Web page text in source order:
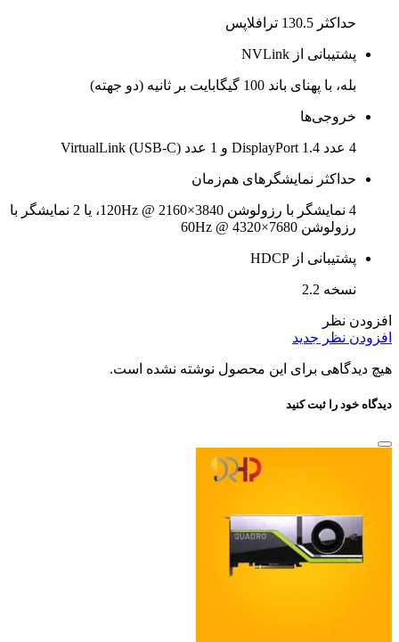
حداکثر 130.5 ترافلاپس
پشتیبانی از NVLink
بله، با پهنای باند 100 گیگابایت بر ثانیه (دو جهته)​
خروجی‌ها
4 عدد DisplayPort 1.4 و 1 عدد VirtualLink (USB-C)
حداکثر نمایشگرهای هم‌زمان
4 نمایشگر با رزولوشن 3840×2160 @ 120Hz، یا 2 نمایشگر با
رزولوشن 7680×4320 @ 60Hz
پشتیبانی از HDCP
نسخه 2.2
افزودن نظر
افزودن نظر جدید
هیچ دیدگاهی برای این محصول نوشته نشده است.
دیدگاه خود را ثبت کنید